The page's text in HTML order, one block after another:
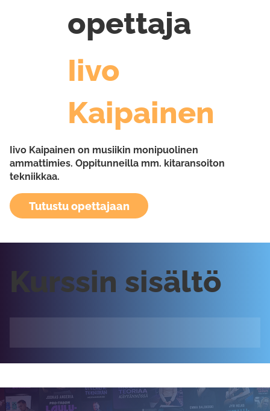
opettaja
Iivo
Kaipainen
Iivo Kaipainen on musiikin monipuolinen
ammattimies. Oppitunneilla mm. kitaransoiton
tekniikkaa.
Tutustu opettajaan
Kurssin sisältö